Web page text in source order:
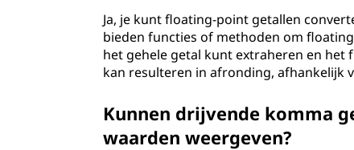
Ja, je kunt floating-point getallen
bieden functies of methoden om
het gehele getal kunt extraheren en het
kan resulteren in afronding, afhankelijk
Kunnen drijvende komma
waarden weergeven?